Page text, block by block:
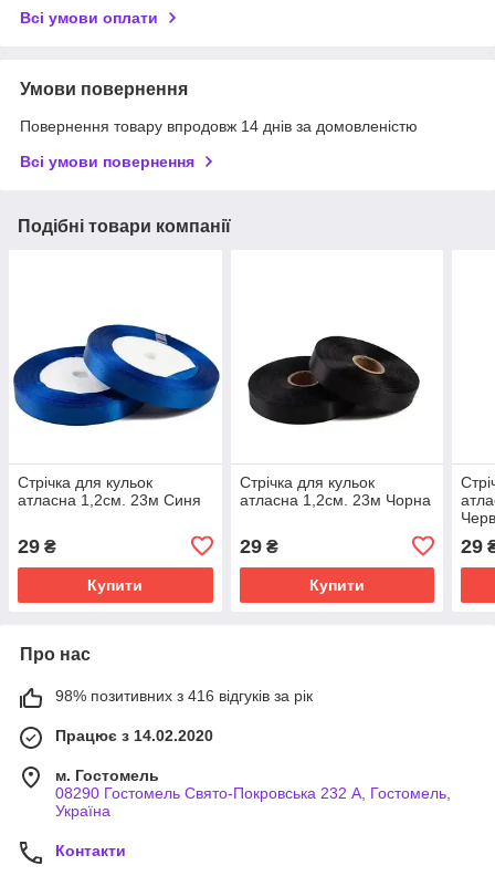
Всі умови оплати
Умови повернення
Повернення товару впродовж 14 днів за домовленістю
Всі умови повернення
Подібні товари компанії
Стрічка для кульок
атласна 1,2см. 23м Синя
29 ₴
Купити
Стрічка для кульок
атласна 1,2см. 23м Чорна
29₴
Купити
29
Про нас
98% позитивних з 416 відгуків за рік
Працює з 14.02.2020
м. Гостомель
08290 Гостомель Свято-Покровська 232 А, Гостомель,
Україна
Контакти